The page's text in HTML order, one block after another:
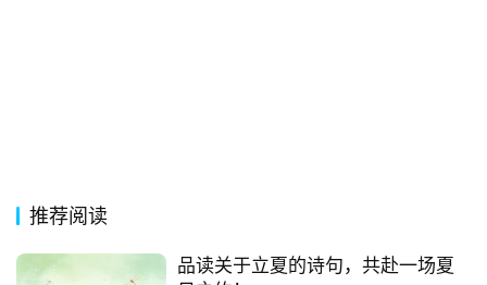
推荐阅读
品读关于立夏的诗句，共赴一场夏